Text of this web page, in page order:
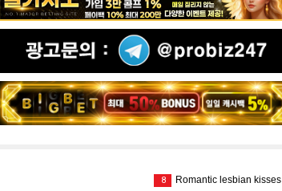
8 Romantic lesbian kisses